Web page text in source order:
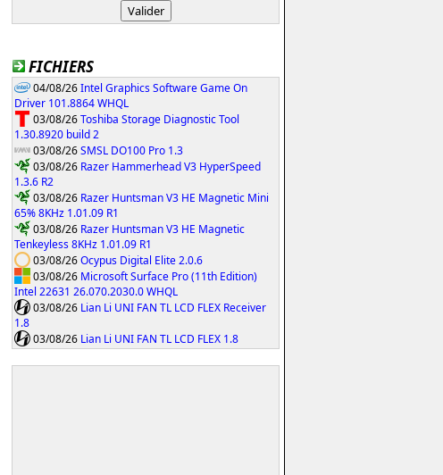
FICHIERS
04/08/26Intel Graphics Software Game On
Driver 101.8864 WHQL
03/08/26Toshiba Storage Diagnostic Tool
1.30.8920 build 2
03/08/26SMSL DO100 Pro 1.3
03/08/26 Razer Hammerhead V3 HyperSpeed
1.3.6 R2
03/08/26 Razer Huntsman V3 HE Magnetic Mini
65% 8KHz 1.01.09 R1
03/08/26 Razer Huntsman V3 HE Magnetic
Tenkeyless 8KHz 1.01.09 R1
03/08/26Ocypus Digital Elite 2.0.6
03/08/26 Microsoft Surface Pro (11th Edition)
Intel 22631 26.070.2030.0 WHQL
03/08/26 Lian Li UNI FAN TL LCD FLEX Receiver
1.8
03/08/26 Lian Li UNI FAN TL LCD FLEX 1.8